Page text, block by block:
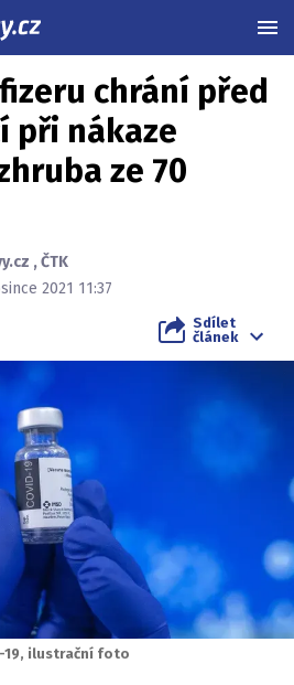
chrání před
při nákaze
ze 70
,ČTK
2021 11:37
Sdílet
článek
19, ilustrační foto